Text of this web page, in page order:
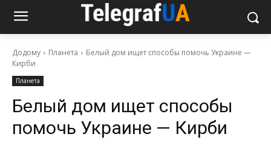
Додому Планета
Белый дом ищет способы помочь Украине —
Кирби
Планета
Белый дом ищет способы
помочь Украине — Кирби